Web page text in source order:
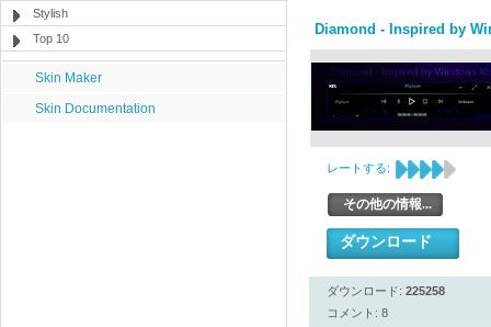
Stylish
Top 10
Skin Maker
Skin Documentation
Diamond - Inspired by
レートする:
その他の情報...
ダウンロード
ダウンロード: 225258
コメント: 8